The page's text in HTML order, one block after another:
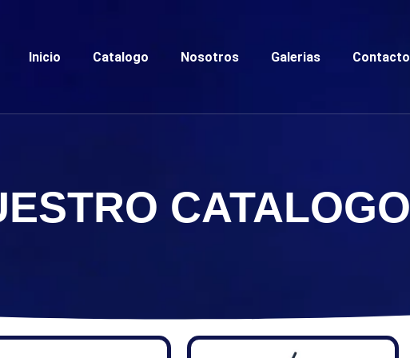
Inicio Catalogo Nosotros Galerias Contacto
CATALOGO